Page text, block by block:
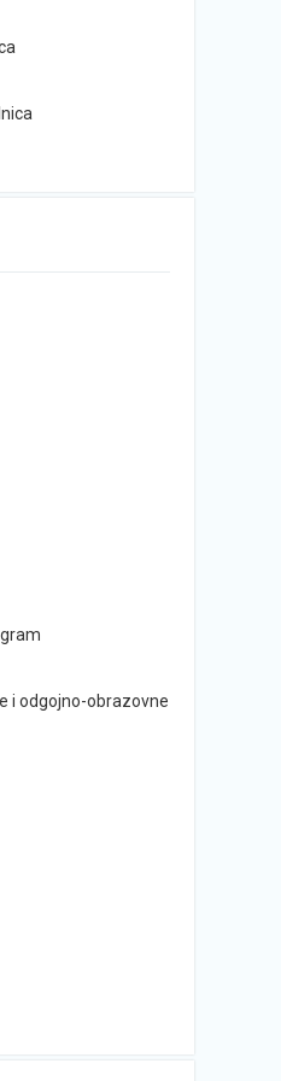
i odgojno-obrazovne